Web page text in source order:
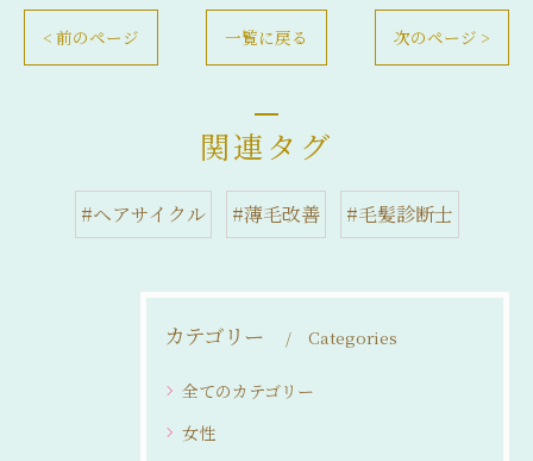
< 前のページ 一覧に戻る 次のページ >
関連タグ
#ヘアサイクル #薄毛改善 #毛髪診断士
カテゴリー Categories
全てのカテゴリー
女性